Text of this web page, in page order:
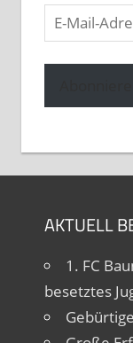
E-
Mail-
Adresse
AKTUELL
1. FC
besetztes